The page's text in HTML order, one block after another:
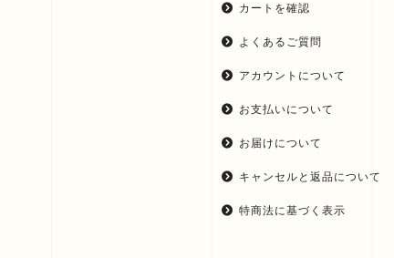
カートを確認
よくあるご質問
アカウントについて
お支払いについて
お届けについて
キャンセルと返品について
特商法に基づく表示